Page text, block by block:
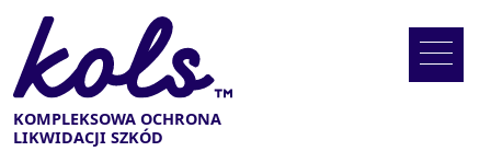
KOMPLEKSOWA OCHRONA
LIKWIDACJI SZKÓD